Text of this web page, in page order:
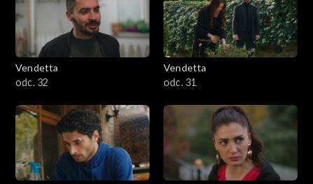
Vendetta
odc. 32
Vendetta
odc. 31